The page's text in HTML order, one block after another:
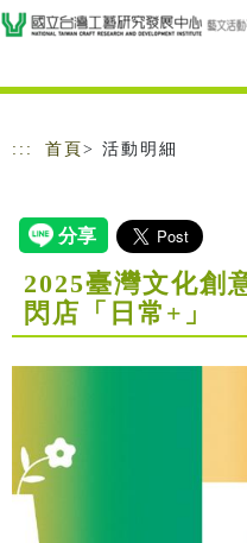
跳到主要內容
網站導覽
::: 首頁 > 活動明細
2025臺灣文化創
閃店「日常+」